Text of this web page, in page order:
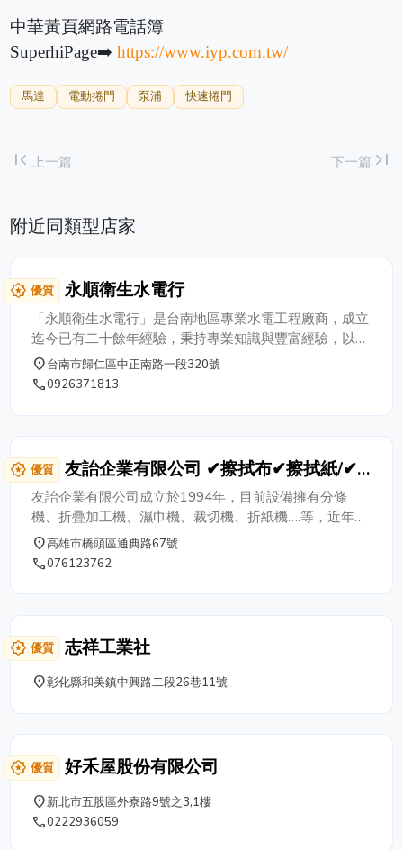
中華黃頁網路電話簿
SuperhiPage➡️https://www.iyp.com.tw/
馬達 電動捲門 泵浦 快速捲門
first_page上一篇 下一篇 last_page
附近同類型店家
award_star 優質 永順衛生水電行
「永順衛生水電行」是台南地區專業水電工程廠商，成立
迄今已有二十餘年經驗，秉持專業知識與豐富經驗，以施
工品質至上為原則，認真負責為客戶服務，收費合理公
道，深獲客戶愛護與好評；我們擁有完整的施工團隊，不
place台南市歸仁區中正南路一段320號
phone0926371813
award_star 優質
友詒企業有限公司 ✔擦拭布✔擦拭紙/✔
容巾✔無塵室耗品
友詒企業有限公司成立於1994年，目前設備擁有分條
機、折疊加工機、濕巾機、裁切機、折紙機….等，近年來
由於科技業擦拭品質嚴格要求下，本公司增加新設備提高
品質，以配合科技產業的需求，推出clean room擦拭專用
許能以更專業、更誠懇的態度為客戶提供最佳的需求與建
議，以更精湛的加工技術及高規格敬業精神為大眾提供最
佳的服務。
place高雄市橋頭區通典路67號
phone076123762
award_star 優質 志祥工業社
place彰化縣和美鎮中興路二段26巷11號
award_star 優質 好禾屋股份有限公司
place新北市五股區外寮路9號之3,1樓
phone0222936059